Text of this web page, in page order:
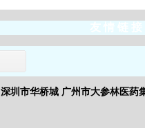
深圳市华桥城 广州市大参林医药